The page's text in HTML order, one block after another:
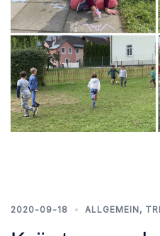
2020-09-18 ALLGEMEIN,